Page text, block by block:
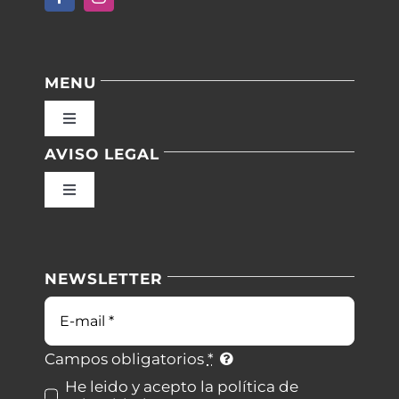
MENU
Toggle
Inicio
Blog
Contacto
AVISO LEGAL
Toggle
Condiciones de uso
Ley de cookies
NEWSLETTER
Correo
electrónico
Campos obligatorios *
He leido y acepto la política de